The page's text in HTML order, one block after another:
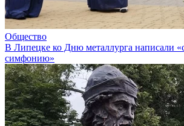
Общество
В Липецке ко Дню металлурга написали
симфонию»